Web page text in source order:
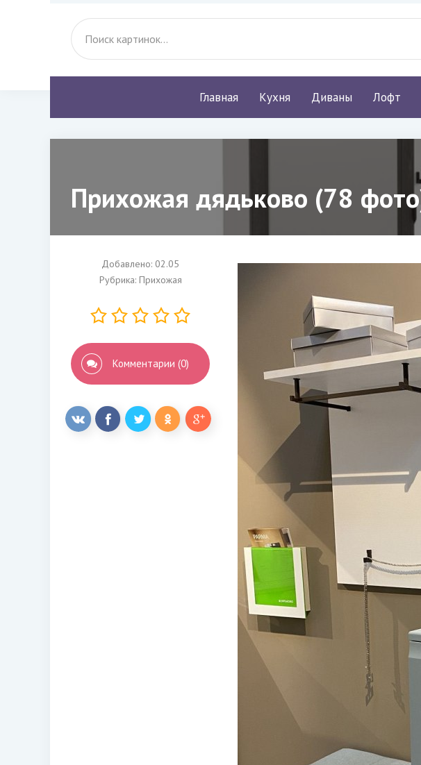
Главная Кухня Диваны Лофт
Прихожая дядьково (78
Добавлено: 02.05
Рубрика: Прихожая
Комментарии (0)